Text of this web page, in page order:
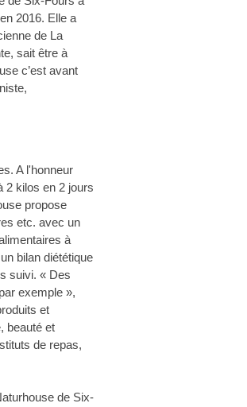
2016. Elle a
de La
sait être à
c’est avant
A l'honneur
2 kilos en 2 jours
propose
etc. avec un
à
bilan diététique
suivi. « Des
exemple »,
et
beauté et
de repas,
de Six-